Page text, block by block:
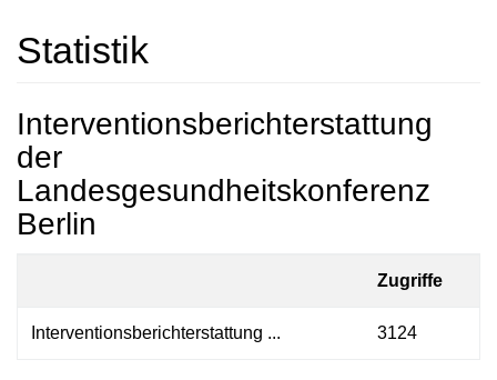
Statistik
Interventionsberichterstattung
der
Landesgesundheitskonferenz
Berlin
Zugriffe
Interventionsberichterstattung ... 3124